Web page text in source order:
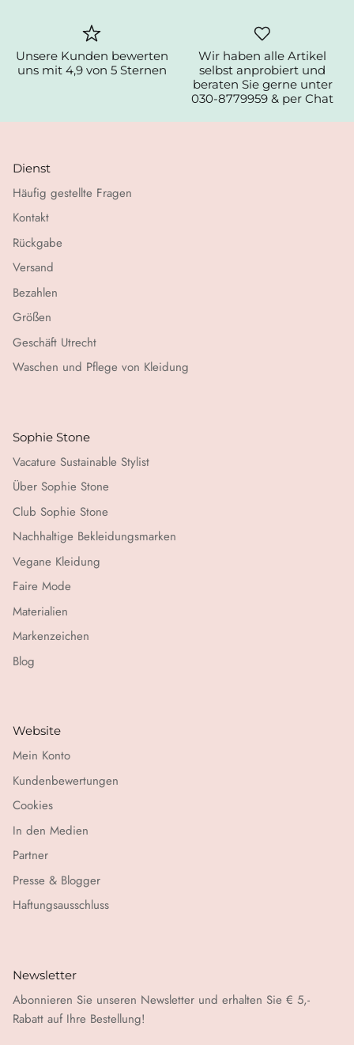
Unsere Kunden bewerten
uns mit 4,9 von 5 Sternen
Wir haben alle Artikel
selbst anprobiert und
beraten Sie gerne unter
030-8779959 & per Chat
Dienst
Häufig gestellte Fragen
Kontakt
Rückgabe
Versand
Bezahlen
Größen
Geschäft Utrecht
Waschen und Pflege von Kleidung
Sophie Stone
Vacature Sustainable Stylist
Über Sophie Stone
Club Sophie Stone
Nachhaltige Bekleidungsmarken
Vegane Kleidung
Faire Mode
Materialien
Markenzeichen
Blog
Website
Mein Konto
Kundenbewertungen
Cookies
In den Medien
Partner
Presse & Blogger
Haftungsausschluss
Newsletter
Abonnieren Sie unseren Newsletter und erhalten Sie € 5,-
Rabatt auf Ihre Bestellung!